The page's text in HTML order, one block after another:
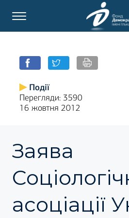
Події
Перегляди: 3590
16 жовтня 2012
Заява
асоціації